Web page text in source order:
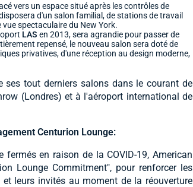
vers un espace situé après les contrôles de
d'un salon familial, de stations de travail
spectaculaire du New York.
LAS en 2013, sera agrandie pour passer de
repensé, le nouveau salon sera doté de
privatives, d'une réception au design moderne,
ses tout derniers salons dans le courant de
(Londres) et à l'aéroport international de
Centurion Lounge:
en raison de la COVID-19, American
Lounge Commitment", pour renforcer les
leurs invités au moment de la réouverture